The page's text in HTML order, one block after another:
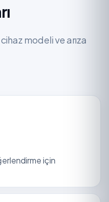
modeli ve arıza
için